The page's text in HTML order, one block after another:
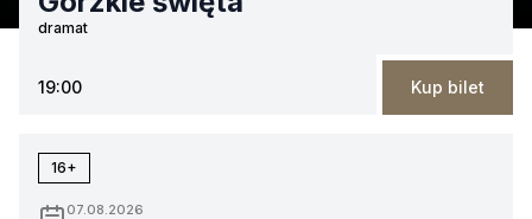
dramat
19:00 Kup bilet
16+
07.08.2026